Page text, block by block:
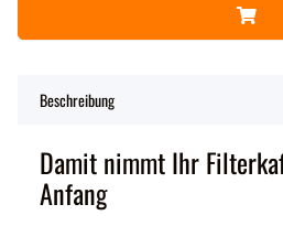
Beschreibung
Damit nimmt Ihr
Anfang